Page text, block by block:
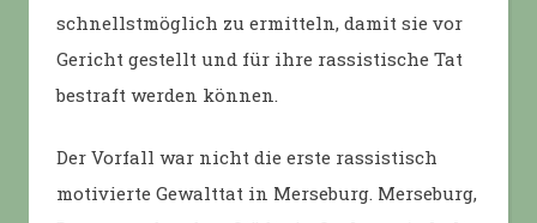
schnellstmöglich zu ermitteln, damit sie vor
Gericht gestellt und für ihre rassistische Tat
bestraft werden können.
Der Vorfall war nicht die erste rassistisch
motivierte Gewalttat in Merseburg. Merseburg,